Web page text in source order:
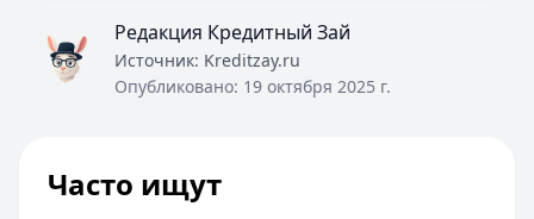
Редакция Кредитный Зай
Источник: Kreditzay.ru
Опубликовано: 19 октября 2025 г.
Часто ищут